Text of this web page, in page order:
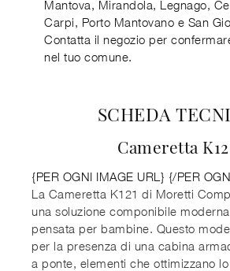
Mantova, Mirandola, Legnago,
Carpi, Porto Mantovano e San
Contatta il negozio per
nel tuo comune.
SCHEDA
Cameretta
{PER OGNI IMAGE URL} {/PER
La Cameretta K121 di Moretti
una soluzione componibile
pensata per bambine. Questo
per la presenza di una cabina
a ponte, elementi che ottimizzano